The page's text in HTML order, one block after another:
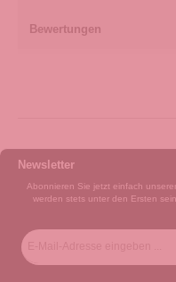
Bewertungen
Newsletter
Abonnieren Sie jetzt einfach
werden stets unter den Ersten